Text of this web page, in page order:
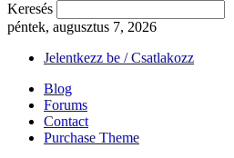
Keresés
péntek, augusztus 7, 2026
Jelentkezz be / Csatlakozz
Blog
Forums
Contact
Purchase Theme